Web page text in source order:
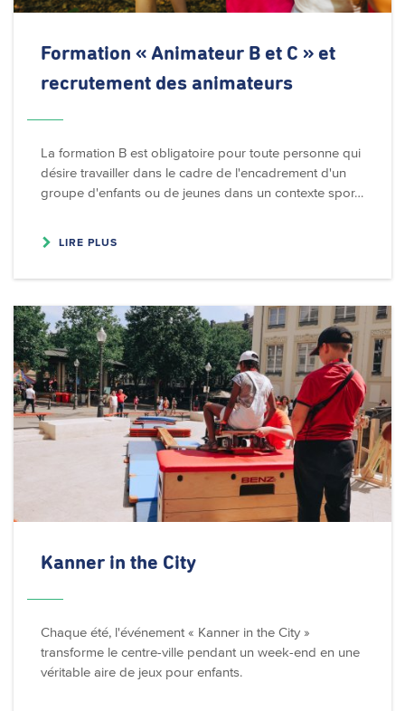
Formation « Animateur B et C » et
recrutement des animateurs
La formation B est obligatoire pour toute personne qui
désire travailler dans le cadre de l'encadrement d'un
groupe d'enfants ou de jeunes dans un contexte spor…
LIRE PLUS
Kanner in the City
Chaque été, l'événement « Kanner in the City »
transforme le centre-ville pendant un week-end en une
véritable aire de jeux pour enfants.